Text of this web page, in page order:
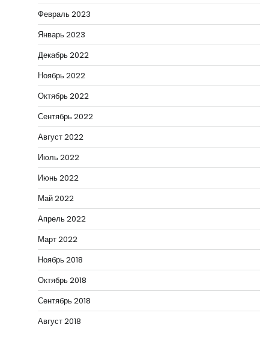
Февраль 2023
Январь 2023
Декабрь 2022
Ноябрь 2022
Октябрь 2022
Сентябрь 2022
Август 2022
Июль 2022
Июнь 2022
Май 2022
Апрель 2022
Март 2022
Ноябрь 2018
Октябрь 2018
Сентябрь 2018
Август 2018